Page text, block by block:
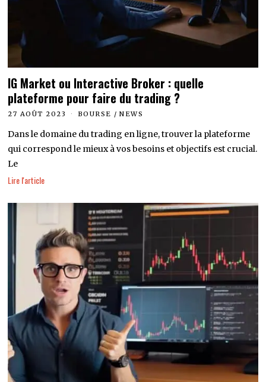
IG Market ou Interactive Broker : quelle
plateforme pour faire du trading ?
27 AOÛT 2023 BOURSE / NEWS
Dans le domaine du trading en ligne, trouver la plateforme
qui correspond le mieux à vos besoins et objectifs est crucial.
Le
Lire l'article